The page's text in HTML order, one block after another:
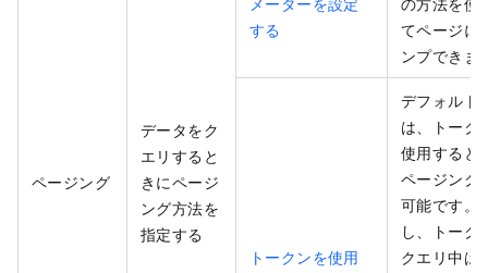
ページング
データをク
エリすると
きにページ
ング方法を
指定する
する
てページに
ンプできま
トークンを使用
デフォルト
は、トーク
使用すると
ページング
可能です。
し、トーク
クエリ中は